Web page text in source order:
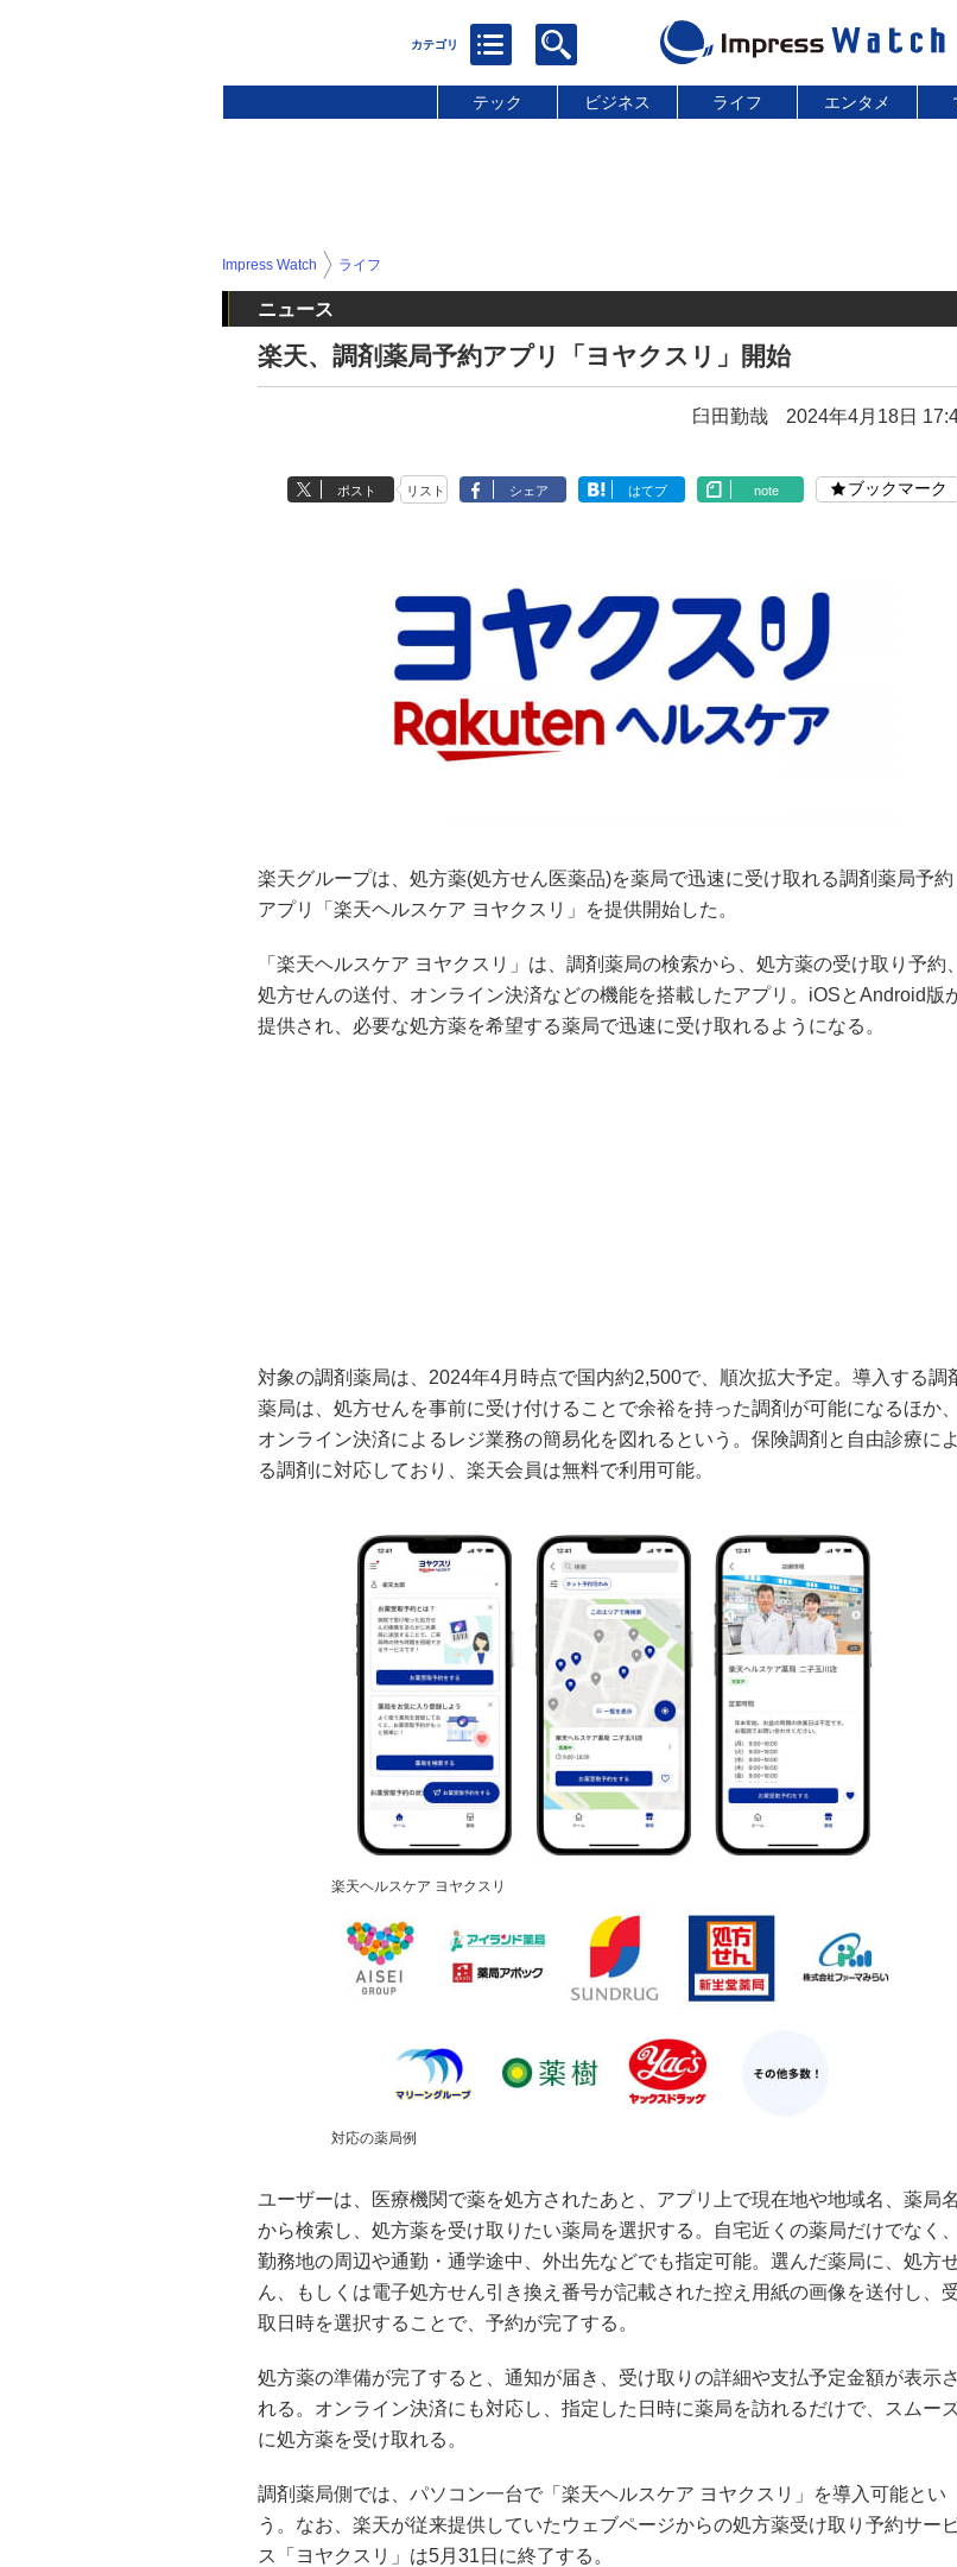
テック ビジネス ライフ エンタメ
Impress Watch ライフ
ニュース
楽天、調剤薬局予約アプリ「ヨヤクスリ」開始
臼田勤哉 2024年4月18日
ポスト リスト シェア はてブ note ブックマーク
楽天グループは、処方薬(処方せん医薬品)を薬局で迅速に受け取れる調剤薬局予約
アプリ「楽天ヘルスケア ヨヤクスリ」を提供開始した。
「楽天ヘルスケア ヨヤクスリ」は、調剤薬局の検索から、処方薬の受け取り予約、
処方せんの送付、オンライン決済などの機能を搭載したアプリ。iOSとAndroid版
提供され、必要な処方薬を希望する薬局で迅速に受け取れるようになる。
対象の調剤薬局は、2024年4月時点で国内約2,500で、順次拡大予定。導入する調
薬局は、処方せんを事前に受け付けることで余裕を持った調剤が可能になるほか、
オンライン決済によるレジ業務の簡易化を図れるという。保険調剤と自由診療によ
る調剤に対応しており、楽天会員は無料で利用可能。
楽天ヘルスケア ヨヤクスリ
対応の薬局例
ユーザーは、医療機関で薬を処方されたあと、アプリ上で現在地や地域名、薬局名
から検索し、処方薬を受け取りたい薬局を選択する。自宅近くの薬局だけでなく、
勤務地の周辺や通勤・通学途中、外出先などでも指定可能。選んだ薬局に、処方
ん、もしくは電子処方せん引き換え番号が記載された控え用紙の画像を送付し、
取日時を選択することで、予約が完了する。
処方薬の準備が完了すると、通知が届き、受け取りの詳細や支払予定金額が表示さ
れる。オンライン決済にも対応し、指定した日時に薬局を訪れるだけで、スムー
に処方薬を受け取れる。
調剤薬局側では、パソコン一台で「楽天ヘルスケア ヨヤクスリ」を導入可能とい
う。なお、楽天が従来提供していたウェブページからの処方薬受け取り予約サー
ス「ヨヤクスリ」は5月31日に終了する。